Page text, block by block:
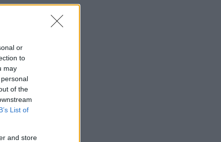
or
to
may
of the
List of
and store